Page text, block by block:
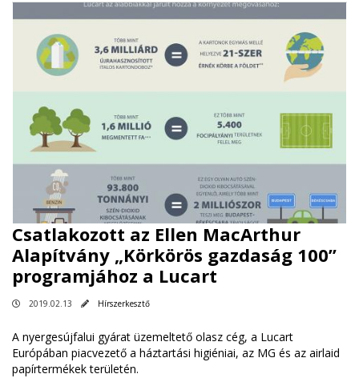
Csatlakozott az Ellen MacArthur
Alapítvány „Körkörös gazdaság 100”
programjához a Lucart
2019.02.13 Hírszerkesztő
A nyergesújfalui gyárat üzemeltető olasz cég, a Lucart
Európában piacvezető a háztartási higiéniai, az MG és az airlaid
papírtermékek területén.